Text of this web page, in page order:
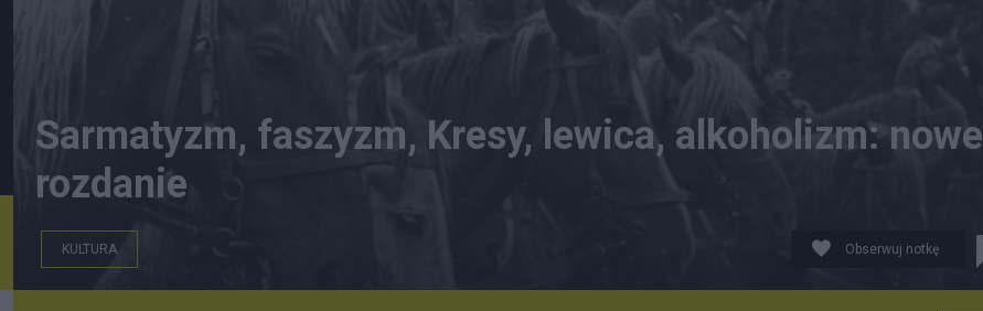
Sarmatyzm, faszyzm, Kresy, lewica, alkoholizm: nowe
rozdanie
KULTURA Obserwuj notkę